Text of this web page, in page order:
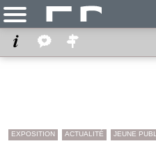
EXPOSITION ACTUALITÉ JEUNE